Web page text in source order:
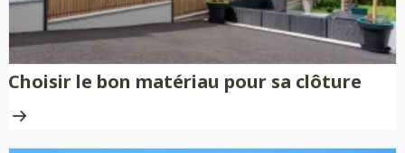
Choisir le bon matériau pour sa clôture